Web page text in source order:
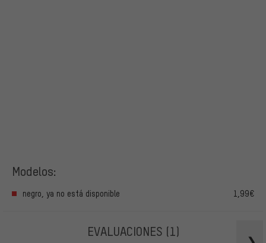
Modelos:
negro, ya no está disponible 1,99€
EVALUACIONES (1)